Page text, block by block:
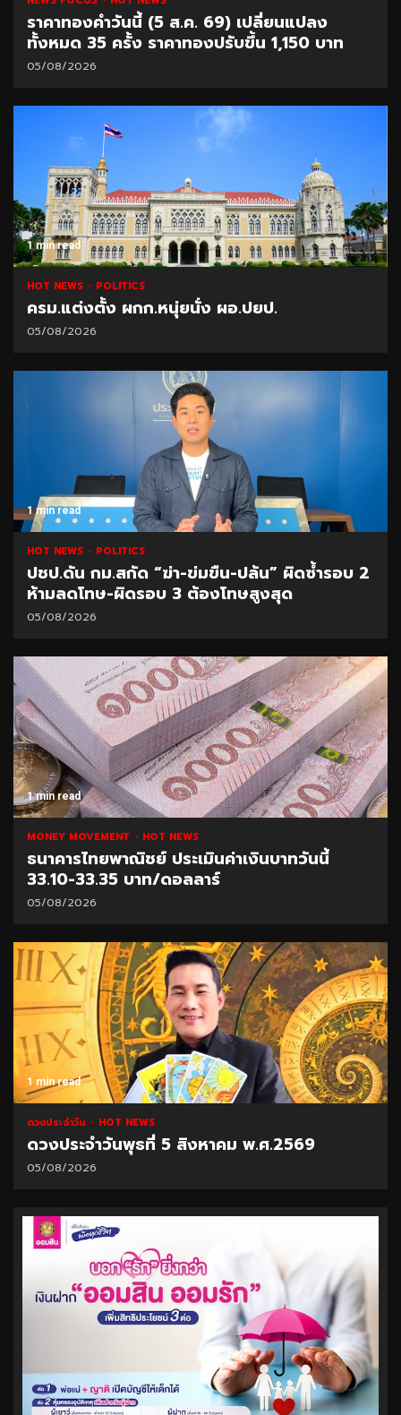
ราคาทองคำวันนี้ (5 ส.ค. 69) เปลี่ยนแปลง
ทั้งหมด 35 ครั้ง ราคาทองปรับขึ้น 1,150 บาท
05/08/2026
1 min read
HOT NEWS POLITICS
ครม.แต่งตั้ง ผกก.หนุ่ยนั่ง ผอ.ปยป.
05/08/2026
1 min read
HOT NEWS POLITICS
ปชป.ดัน กม.สกัด “ฆ่า-ข่มขืน-ปล้น” ผิดซ้ำรอบ 2
ห้ามลดโทษ-ผิดรอบ 3 ต้องโทษสูงสุด
05/08/2026
1 min read
MONEY MOVEMENT HOT NEWS
ธนาคารไทยพาณิชย์ ประเมินค่าเงินบาทวันนี้
33.10-33.35 บาท/ดอลลาร์
05/08/2026
1 min read
ดวงประจำวัน HOT NEWS
ดวงประจำวันพุธที่ 5 สิงหาคม พ.ศ.2569
05/08/2026